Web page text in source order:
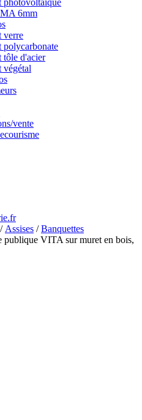
photovoltaïque
6mm
verre
polycarbonate
tôle d'acier
végétal
vente
/ Assises /Banquettes
publique VITA sur muret en bois,